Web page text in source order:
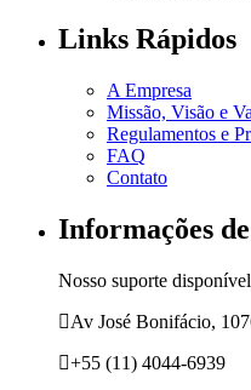
Links Rápidos
A Empresa
Missão, Visão e
Regulamentos e
FAQ
Contato
Informações
Nosso suporte
Av José Bonifácio,
+55 (11) 4044-6939